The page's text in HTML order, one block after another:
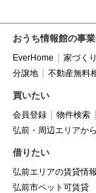
おうち情報館の事
EverHome 家づく
分譲地
不動産無料
買いたい
会員登録 物件検索
弘前・周辺エリアか
借りたい
弘前エリアの賃貸情報
弘前市ペット可賃貸